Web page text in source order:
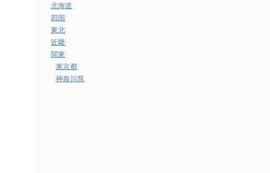
北海道
四国
東北
近畿
関東
東京都
神奈川県